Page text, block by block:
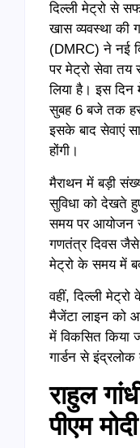
दिल्ली मेट्रो से
खास व्यवस्था की
(DMRC) ने नई
पर मेट्रो सेवा
लिया है। इस
सुबह 6 बजे तक हर
इसके बाद सेवाएं
होंगी।
मैराथन में बड़ी
सुविधा को देखते
समय पर
गणतंत्र दिवस
मेट्रो के समय में
वहीं, दिल्ली मेट्रो
मैजेंटा लाइन को
में विकसित किया
गार्डन से
राहुल
पीएम